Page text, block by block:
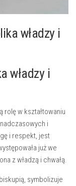
władzy i
władzy i
rolę w ⁤kształtowaniu​
⁣i⁢
i respekt, jest
już we
z władzą‍ i chwałą.
symbolizuje